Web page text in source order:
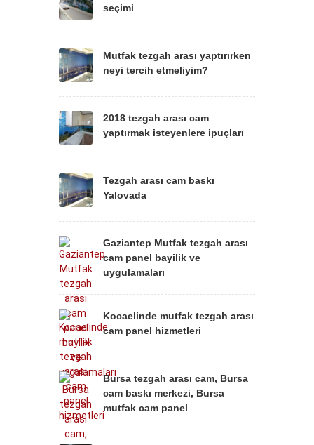
seçimi
Mutfak tezgah arası yaptırırken
neyi tercih etmeliyim?
2018 tezgah arası cam
yaptırmak isteyenlere ipuçları
Tezgah arası cam baskı
Yalovada
Gaziantep Mutfak tezgah arası
cam panel bayilik ve
uygulamaları
Kocaelinde mutfak tezgah arası
cam panel hizmetleri
Bursa tezgah arası cam, Bursa
cam baskı merkezi, Bursa
mutfak cam panel